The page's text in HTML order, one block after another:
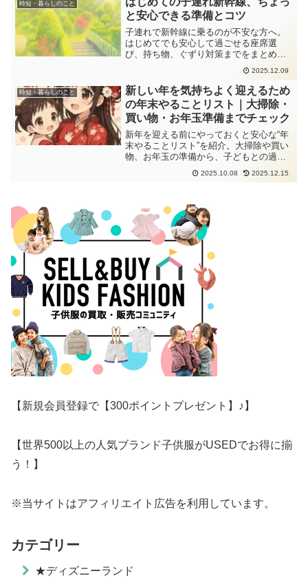
時短・暮らしのこと
と安心できる準備とコツ
子連れで新幹線に乗るのが不安な方へ。
はじめてでも安心して過ごせる座席選
び、持ち物、ぐずり対策までをまとめま
2025.12.09
時短・暮らしのこと
新しい年を気持ちよく迎えるため
の年末やることリスト｜大掃除・
買い物・お年玉準備までチェック
新年を迎える前にやっておくと安心な“年
末やることリスト”を紹介。大掃除や買い
物、お年玉の準備から、子どもとの過ご
し方まで無理なくできるチェックポイン
トをまとめました。
2025.10.08 2025.12.15
【新規会員登録で【300ポイントプレゼント】♪】
【世界500以上の人気ブランド子供服がUSEDでお得に揃
う！】
※当サイトはアフィリエイト広告を利用しています。
カテゴリー
★ディズニーランド